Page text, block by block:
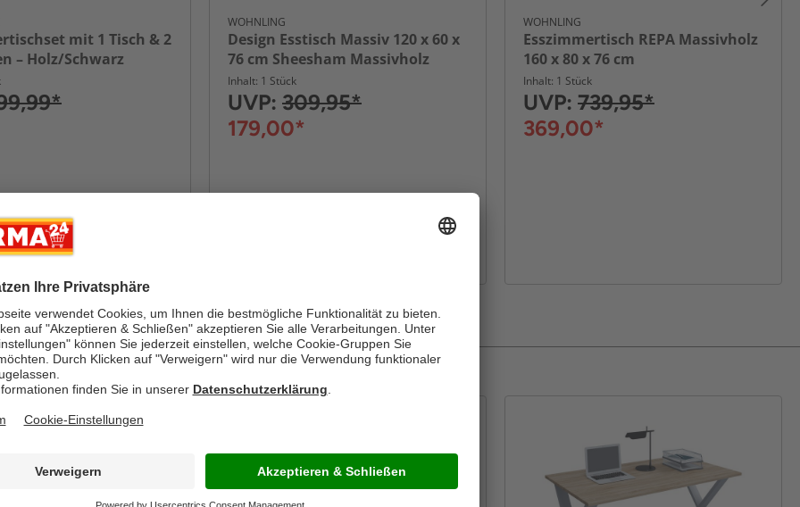
mit 1 Tisch & 2
– Holz/Schwarz
WOHNLING
Design Esstisch Massiv 120 x 60 x
76 cm Sheesham Massivholz
Inhalt: 1 Stück
UVP: 309,95*
179,00*
WOHNLING
Esszimmertisch REPA Massivholz
160 x 80 x 76 cm
Inhalt: 1 Stück
UVP: 739,95*
369,00*